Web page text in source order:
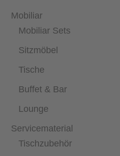
Mobiliar
Mobiliar Sets
Sitzmöbel
Tische
Buffet & Bar
Lounge
Servicematerial
Tischzubehör